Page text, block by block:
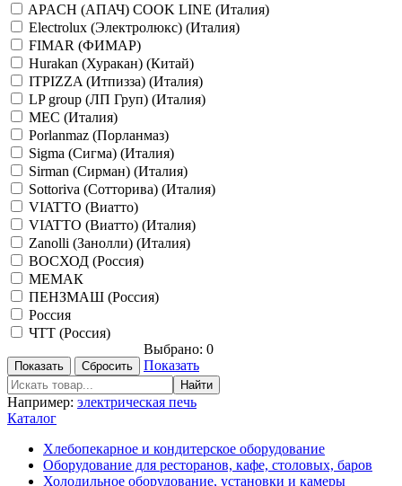
APACH (АПАЧ) COOK LINE (Италия)
Electrolux (Электролюкс) (Италия)
FIMAR (ФИМАР)
Hurakan (Хуракан) (Китай)
ITPIZZA (Итпизза) (Италия)
LP group (ЛП Груп) (Италия)
MEC (Италия)
Porlanmaz (Порланмаз)
Sigma (Сигма) (Италия)
Sirman (Сирман) (Италия)
Sottoriva (Сотторива) (Италия)
VIATTO (Виатто)
VIATTO (Виатто) (Италия)
Zanolli (Занолли) (Италия)
ВОСХОД (Россия)
МЕМАК
ПЕНЗМАШ (Россия)
Россия
ЧТТ (Россия)
Выбрано: 0
Показать
Например: электрическая печь
Каталог
Хлебопекарное и кондитерское оборудование
Оборудование для ресторанов, кафе, столовых, баров
Холодильное оборудование, установки и камеры